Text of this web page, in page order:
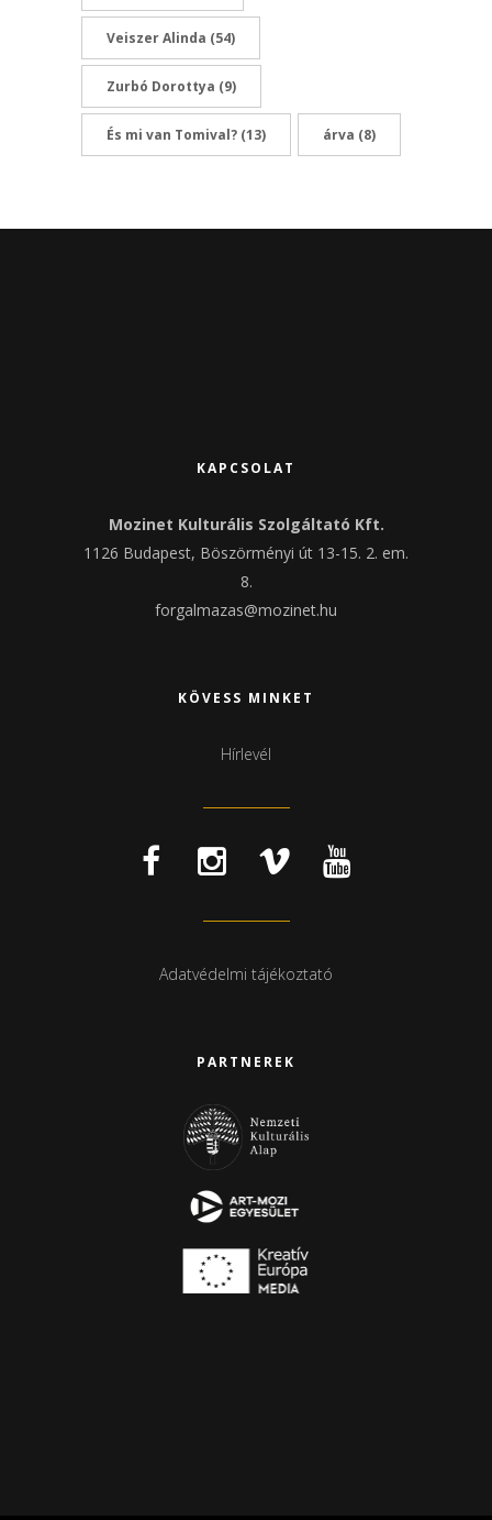
Veiszer Alinda (54)
Zurbó Dorottya (9)
És mi van Tomival? (13) árva (8)
KAPCSOLAT
Mozinet Kulturális Szolgáltató Kft.
1126 Budapest, Böszörményi út 13-15. 2. em.
8.
forgalmazas@mozinet.hu
KÖVESS MINKET
Hírlevél
Adatvédelmi tájékoztató
PARTNEREK